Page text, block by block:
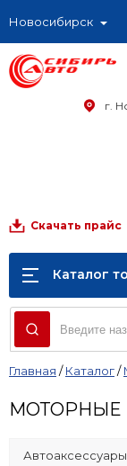
Новосибирск
г.
Скачать прайс
Каталог
Главная /Каталог/
МОТОРНЫЕ
Автоаксессуары